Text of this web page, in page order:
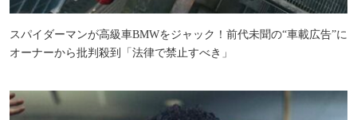
スパイダーマンが高級車BMWをジャック！前代未聞の“車載広告”に
オーナーから批判殺到「法律で禁止すべき」